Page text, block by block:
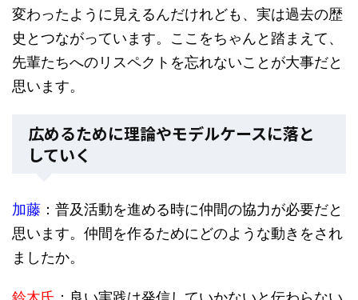
変わったように見えるんだけれども、実は過去の歴
史とつながっています。ここをちゃんと踏まえて、
先輩たちへのリスペクトを忘れないことが大事だと
思います。
広めるために理論やモデルケースに落と
していく
加藤 ：普及活動を進める時に仲間の協力が必要だと
思います。仲間を作るためにどのような動きをされ
ましたか。